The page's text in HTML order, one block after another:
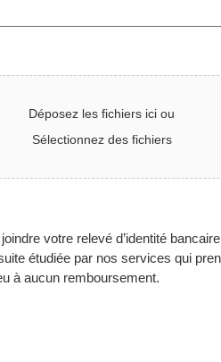
Déposez les fichiers ici ou
Sélectionnez des fichiers
votre relevé d’identité
étudiée par nos services qui
à aucun remboursement.